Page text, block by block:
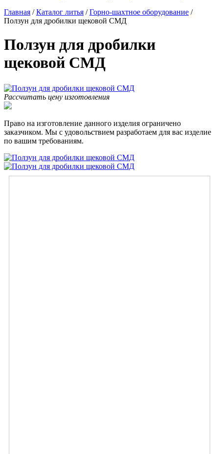
Главная /Каталог литья /Горно-шахтное оборудование /
Ползун для дробилки щековой СМД
Ползун для дробилки
щековой СМД
Рассчитать цену изготовления
Право на изготовление данного изделия ограничено
заказчиком. Мы с удовольствием разработаем для вас изделие
по вашим требованиям.